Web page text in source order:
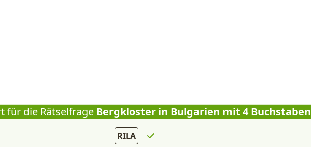
für die RätselfrageBergkloster in Bulgarien mit 4 Buchstaben
RILA